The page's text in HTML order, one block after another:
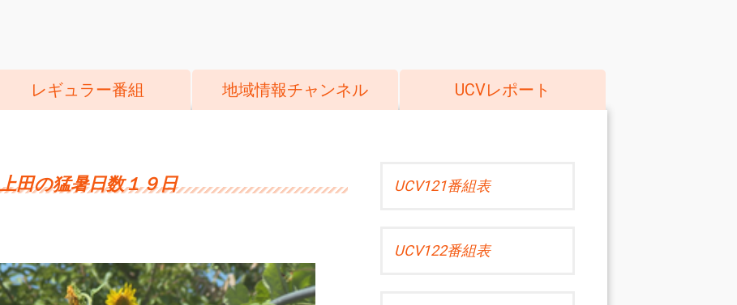
レギュラー番組 地域情報チャンネル UCVレポート
の猛暑日数１９日 UCV121番組表
UCV122番組表